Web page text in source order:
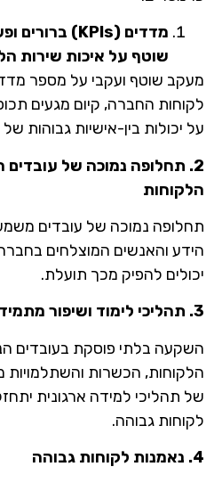
מדדים (KPIs) ברורים
שוטף על איכות שירות
מעקב שוטף ועקבי על מספר
לקוחות החברה, קיום מגעים
על יכולות בין-אישיות גבוהות
2. תחלופה נמוכה של
הלקוחות
תחלופה נמוכה של עובדים
הידע והאנשים המוצלחים
יכולים להפיק מכך תועלת.
3. תהליכי לימוד ושיפור מתמיד
השקעה בלתי פוסקת בעובדים
הלקוחות, הכשרות והשתלמויות
של תהליכי למידה ארגונית
לקוחות גבוהה.
4. נאמנות לקוחות גבוהה